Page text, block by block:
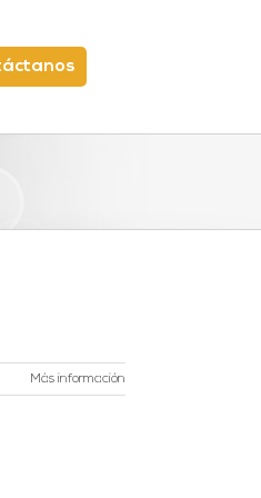
Más información